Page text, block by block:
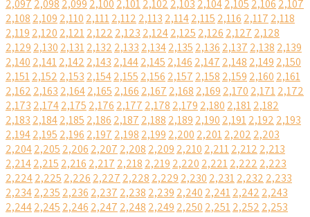
2,097 2,098 2,099 2,100 2,1012,102 2,103 2,1042,105 2,106 2,107
2,108 2,109 2,110 2,1112,112 2,113 2,1142,115 2,116 2,117 2,118
2,119 2,120 2,1212,122 2,123 2,1242,125 2,126 2,127 2,128
2,129 2,130 2,1312,132 2,133 2,1342,135 2,136 2,137 2,138 2,139
2,140 2,1412,142 2,143 2,1442,145 2,146 2,147 2,148 2,149 2,150
2,1512,152 2,153 2,1542,155 2,156 2,157 2,158 2,159 2,160 2,161
2,162 2,163 2,1642,165 2,166 2,167 2,168 2,169 2,170 2,1712,172
2,173 2,1742,175 2,176 2,177 2,178 2,179 2,180 2,1812,182
2,183 2,1842,185 2,186 2,187 2,188 2,189 2,190 2,1912,192 2,193
2,1942,195 2,196 2,197 2,198 2,199 2,200 2,2012,202 2,203
2,2042,205 2,206 2,207 2,208 2,209 2,210 2,2112,212 2,213
2,2142,215 2,216 2,217 2,218 2,219 2,220 2,2212,222 2,223
2,2242,225 2,226 2,227 2,228 2,229 2,230 2,2312,232 2,233
2,2342,235 2,236 2,237 2,238 2,239 2,240 2,2412,242 2,243
2,2442,245 2,246 2,247 2,248 2,249 2,250 2,2512,252 2,253